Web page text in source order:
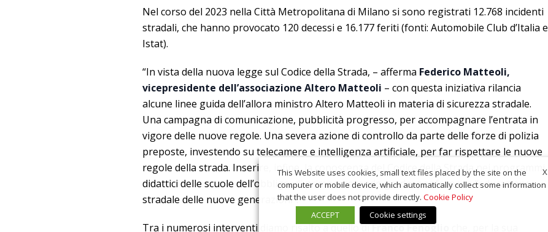
Nel corso del 2023 nella Città Metropolitana di Milano si sono registrati 12.768 incidenti
stradali, che hanno provocato 120 decessi e 16.177 feriti (fonti: Automobile Club d’Italia e
Istat).
“In vista della nuova legge sul Codice della Strada, – afferma Federico Matteoli,
vicepresidente dell’associazione Altero Matteoli – con questa iniziativa rilancia
alcune linee guida dell’allora ministro Altero Matteoli in materia di sicurezza stradale.
Una campagna di comunicazione, pubblicità progresso, per accompagnare l’entrata in
vigore delle nuove regole. Una severa azione di controllo da parte delle forze di polizia
preposte, investendo su telecamere e intelligenza artificiale, per far rispettare le nuove
regole della strada. Inserire, infine, la conoscenza del Codice della Strada nei programmi
didattici delle scuole dell’obbligo, di primo e secondo grado, per favorire l’educazione
stradale delle nuove generazioni”.
Tra i numerosi interventi diamo risalto a quello diFranco Fenoglio
X
This Website uses cookies, small text files placed by the site on the
computer or mobile device, which automatically collect some information
that the user does not provide directly. Cookie Policy
ACCEPT
Cookie settings